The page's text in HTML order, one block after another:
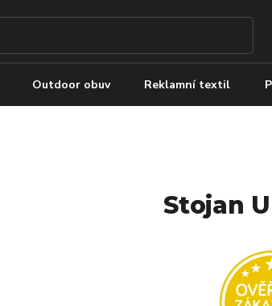
Outdoor obuv Reklamní textil
Stojan